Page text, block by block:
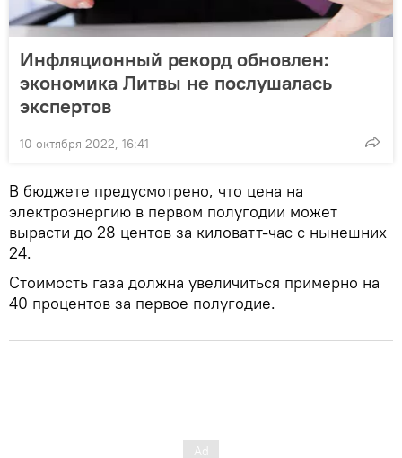
Инфляционный рекорд обновлен:
экономика Литвы не послушалась
экспертов
10 октября 2022, 16:41
В бюджете предусмотрено, что цена на
электроэнергию в первом полугодии может
вырасти до 28 центов за киловатт-час с нынешних
24.
Стоимость газа должна увеличиться примерно на
40 процентов за первое полугодие.